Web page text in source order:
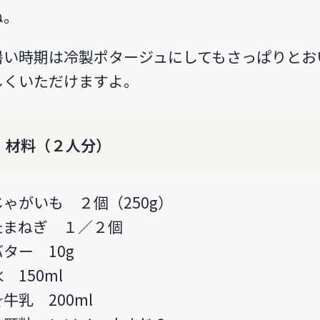
時期は冷製ポタージュにしてもさっぱりと
いただけますよ。
材料（２人分）
がいも ２個（250g）
まねぎ １／２個
ター 10g
150ml
乳 200ml